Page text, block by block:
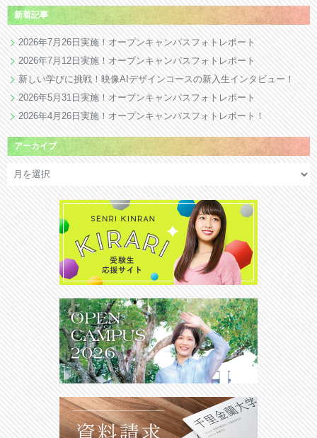
新着記事
2026年7月26日実施！オープンキャンパスフォトレポート
2026年7月12日実施！オープンキャンパスフォトレポート
新しい学びに挑戦！映像AIデザインコースの新入生インタビュー！
2026年5月31日実施！オープンキャンパスフォトレポート
2026年4月26日実施！オープンキャンパスフォトレポート！
アーカイブ